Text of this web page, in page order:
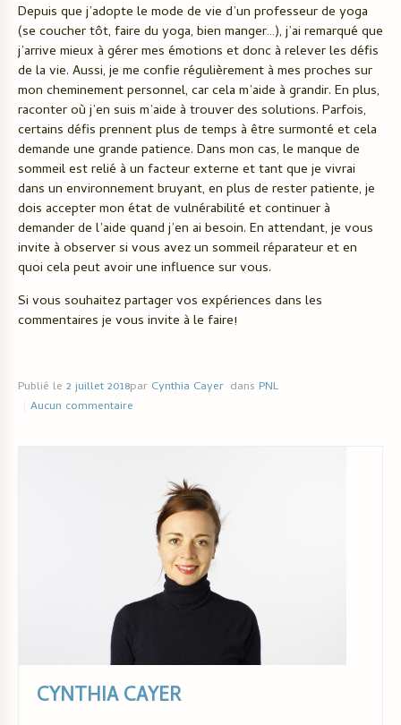
Depuis que j’adopte le mode de vie d’un professeur de yoga
(se coucher tôt, faire du yoga, bien manger…), j’ai remarqué que
j’arrive mieux à gérer mes émotions et donc à relever les défis
de la vie. Aussi, je me confie régulièrement à mes proches sur
mon cheminement personnel, car cela m’aide à grandir. En plus,
raconter où j’en suis m’aide à trouver des solutions. Parfois,
certains défis prennent plus de temps à être surmonté et cela
demande une grande patience. Dans mon cas, le manque de
sommeil est relié à un facteur externe et tant que je vivrai
dans un environnement bruyant, en plus de rester patiente, je
dois accepter mon état de vulnérabilité et continuer à
demander de l’aide quand j’en ai besoin. En attendant, je vous
invite à observer si vous avez un sommeil réparateur et en
quoi cela peut avoir une influence sur vous.
Si vous souhaitez partager vos expériences dans les
commentaires je vous invite à le faire!
Publié le 2 juillet 2018par Cynthia Cayer dans PNL
Aucun commentaire
CYNTHIA CAYER